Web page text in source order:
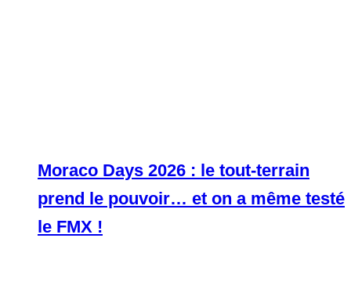
Moraco Days 2026 : le tout-terrain
prend le pouvoir… et on a même testé
le FMX !